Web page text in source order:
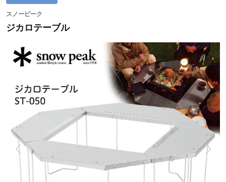
スノーピーク
ジカロテーブル